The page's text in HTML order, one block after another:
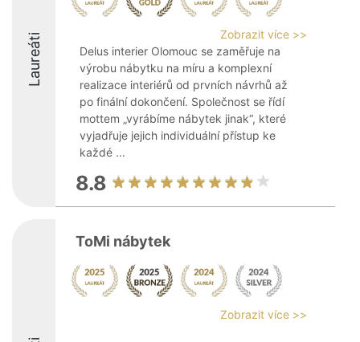
Laureáti
Zobrazit více >>
Delus interier Olomouc se zaměřuje na
výrobu nábytku na míru a komplexní
realizace interiérů od prvních návrhů až
po finální dokončení. Společnost se řídí
mottem „vyrábíme nábytek jinak“, které
vyjadřuje jejich individuální přístup ke
každé ...
8.8
ToMi nábytek
Zobrazit více >>